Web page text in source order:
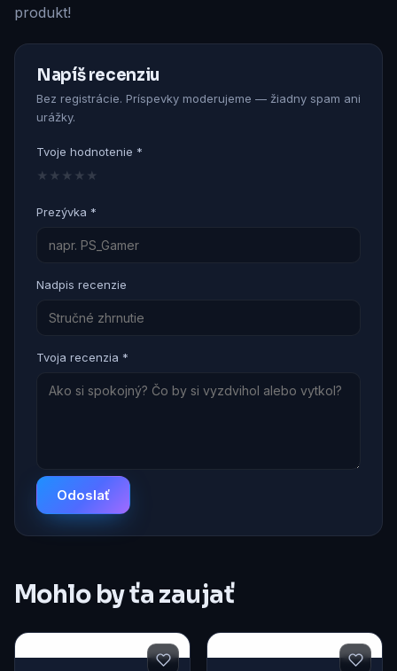
produkt!
Napíš recenziu
Bez registrácie. Príspevky moderujeme — žiadny spam ani
urážky.
Tvoje hodnotenie *
★
★
★
★
★
Prezývka *
Nadpis recenzie
Tvoja recenzia *
Odoslať
Mohlo by ťa zaujať